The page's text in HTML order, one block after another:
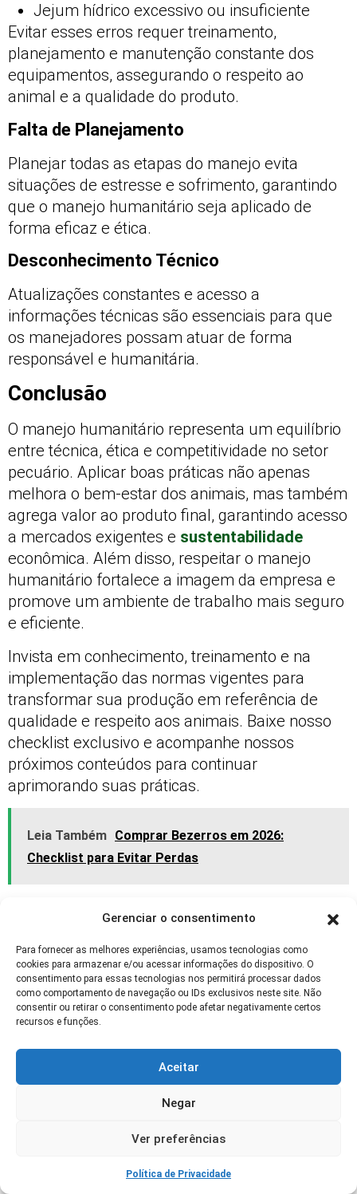
Gerenciar o consentimento
Para fornecer as melhores experiências, usamos tecnologias como
cookies para armazenar e/ou acessar informações do dispositivo. O
consentimento para essas tecnologias nos permitirá processar dados
como comportamento de navegação ou IDs exclusivos neste site. Não
consentir ou retirar o consentimento pode afetar negativamente certos
recursos e funções.
Aceitar
Negar
Ver preferências
Política de Privacidade
Jejum hídrico excessivo ou insuficiente
Evitar esses erros requer treinamento,
planejamento e manutenção constante dos
equipamentos, assegurando o respeito ao
animal e a qualidade do produto.
Falta de Planejamento
Planejar todas as etapas do manejo evita
situações de estresse e sofrimento, garantindo
que o manejo humanitário seja aplicado de
forma eficaz e ética.
Desconhecimento Técnico
Atualizações constantes e acesso a
informações técnicas são essenciais para que
os manejadores possam atuar de forma
responsável e humanitária.
Conclusão
O manejo humanitário representa um equilíbrio
entre técnica, ética e competitividade no setor
pecuário. Aplicar boas práticas não apenas
melhora o bem-estar dos animais, mas também
agrega valor ao produto final, garantindo acesso
a mercados exigentes e sustentabilidade
econômica. Além disso, respeitar o manejo
humanitário fortalece a imagem da empresa e
promove um ambiente de trabalho mais seguro
e eficiente.
Invista em conhecimento, treinamento e na
implementação das normas vigentes para
transformar sua produção em referência de
qualidade e respeito aos animais. Baixe nosso
checklist exclusivo e acompanhe nossos
próximos conteúdos para continuar
aprimorando suas práticas.
Leia Também Comprar Bezerros em 2026:
Checklist para Evitar Perdas
Perguntas Frequentes (FAQ)
O que é Manejo Humanitário em uma
Frase?
Manejo humanitário é o conjunto de práticas
que asseguram o tratamento ético e o bem-
estar dos animais durante toda a cadeia
produtiva, minimizando estresse, dor e
sofrimento.
e Abate Humanitário?
O manejo humanitário abrange todas as etapas